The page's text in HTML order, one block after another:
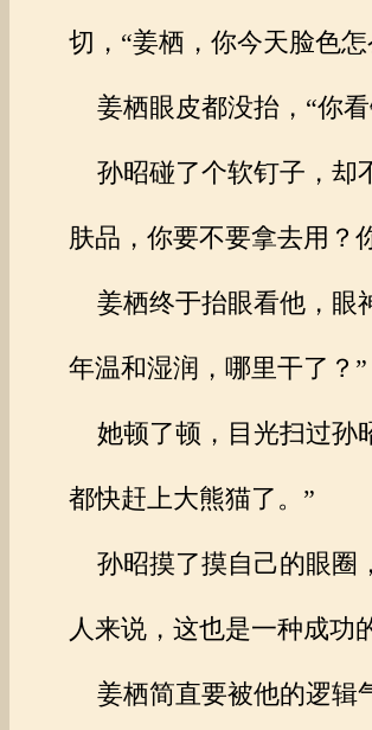
切，“姜栖，你今天脸色
姜栖眼皮都没抬，“你
孙昭碰了个软钉子，却
肤品，你要不要拿去用？
姜栖终于抬眼看他，眼
年温和湿润，哪里干了？”
她顿了顿，目光扫过孙
都快赶上大熊猫了。”
孙昭摸了摸自己的眼圈
人来说，这也是一种成功
姜栖简直要被他的逻辑